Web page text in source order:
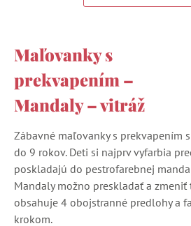
Maľovanky s
prekvapením –
Mandaly – vitráž
Zábavné maľovanky s prekvapením
do 9 rokov. Deti si najprv vyfarbia
poskladajú do pestrofarebnej
Mandaly možno preskladať a zmeniť
obsahuje 4 obojstranné predlohy a
krokom.